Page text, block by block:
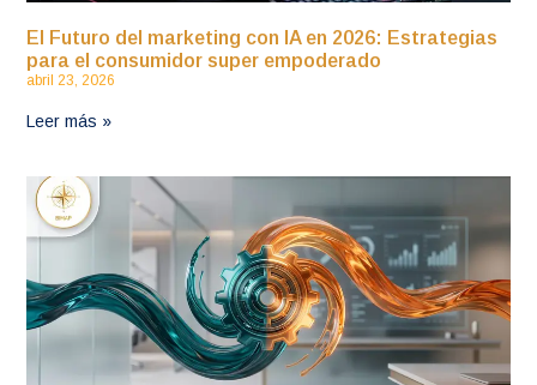
El Futuro del marketing con IA en 2026: Estrategias
para el consumidor super empoderado
abril 23, 2026
Leer más »